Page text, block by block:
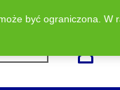
być ograniczona.